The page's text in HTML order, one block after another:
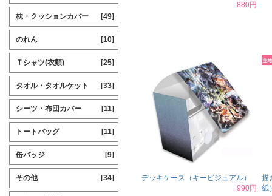
880円
デッキケース（キービジュアル）
990円
描
紙
枕・クッションカバー [49]
のれん [10]
Ｔシャツ(衣類) [25]
タオル・タオルケット [33]
シーツ・布団カバー [11]
トートバッグ [11]
缶バッジ [9]
その他 [34]